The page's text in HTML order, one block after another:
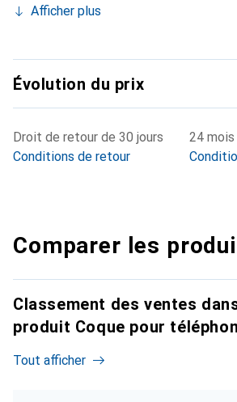
Afficher plus
Évolution du prix
Droit de retour de 30 jours
Conditions de retour
24 mois
Comparer les
Classement des ventes
produit Coque pour
Tout afficher